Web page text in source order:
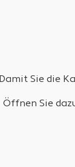
Damit Sie die
Öffnen Sie